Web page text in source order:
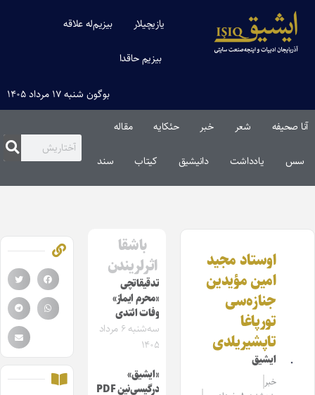
یازیچیلار بیزیم‌له علاقه
بیزیم حاقدا
بوگون شنبه ۱۷ مرداد ۱۴۰۵
آنا صحیفه شعر خبر حئکایه مقاله‌
سس یادداشت دانیشیق کیتاب سند
اوستاد مجید
امین مؤیدین
جنازه‌سی
تورپاغا
تاپشیریلدی
ایشیق
خبر
باشقا
اثرلریندن
تدقیقاتچی
«محرم ایماز»
وفات ائتدی
سه‌شنبه ۶ مرداد
۱۴۰۵
«ایشیق»
درگیسی‌نین PDF